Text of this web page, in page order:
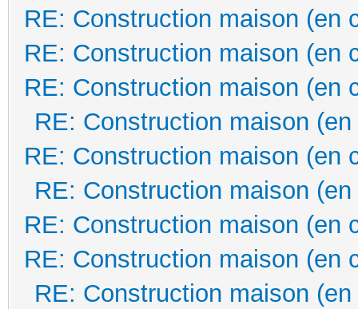
RE: Construction maison (en
RE: Construction maison (en
RE: Construction maison (en
RE: Construction maison
RE: Construction maison (en
RE: Construction maison
RE: Construction maison (en
RE: Construction maison (en
RE: Construction maison